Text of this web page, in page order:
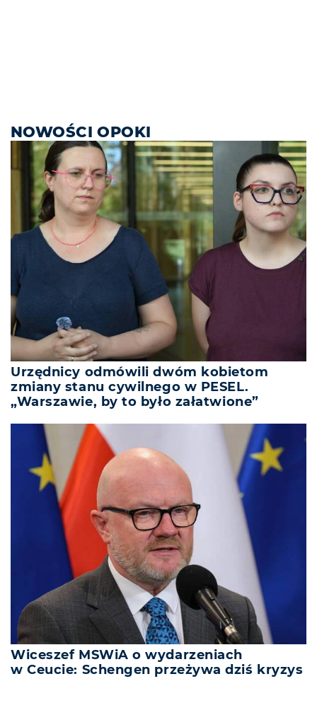
NOWOŚCI OPOKI
Urzędnicy odmówili dwóm kobietom
zmiany stanu cywilnego w PESEL.
„Warszawie, by to było załatwione”
Wiceszef MSWiA o wydarzeniach
w Ceucie: Schengen przeżywa dziś kryzys